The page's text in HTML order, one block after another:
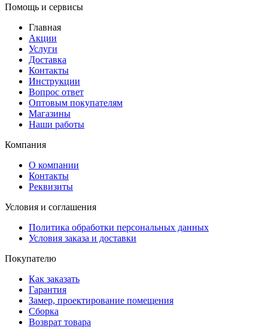
Помощь и сервисы
Главная
Акции
Услуги
Доставка
Контакты
Инструкции
Вопрос ответ
Оптовым покупателям
Магазины
Наши работы
Компания
О компании
Контакты
Реквизиты
Условия и соглашения
Политика обработки персональных данных
Условия заказа и доставки
Покупателю
Как заказать
Гарантия
Замер, проектирование помещения
Сборка
Возврат товара